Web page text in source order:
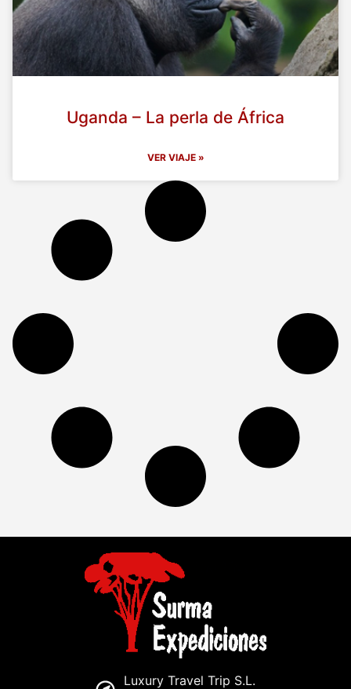
Uganda – La perla de África
VER VIAJE »
Luxury Travel Trip S.L.